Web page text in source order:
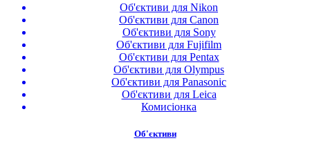
Об'єктиви для Nikon
Об'єктиви для Canon
Об'єктиви для Sony
Об'єктиви для Fujifilm
Об'єктиви для Pentax
Об'єктиви для Olympus
Об'єктиви для Panasonic
Об'єктиви для Leica
Комисіонка
Об'єктиви